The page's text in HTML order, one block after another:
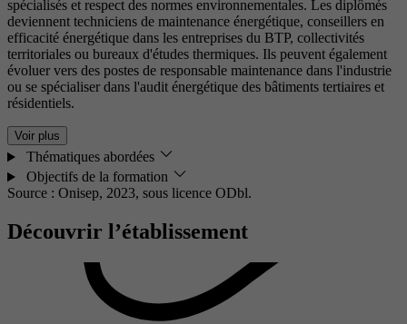
spécialisés et respect des normes environnementales. Les diplômés
deviennent techniciens de maintenance énergétique, conseillers en
efficacité énergétique dans les entreprises du BTP, collectivités
territoriales ou bureaux d'études thermiques. Ils peuvent également
évoluer vers des postes de responsable maintenance dans l'industrie
ou se spécialiser dans l'audit énergétique des bâtiments tertiaires et
résidentiels.
Voir plus
Thématiques abordées
Objectifs de la formation
Source : Onisep, 2023, sous licence ODbl.
Découvrir l’établissement